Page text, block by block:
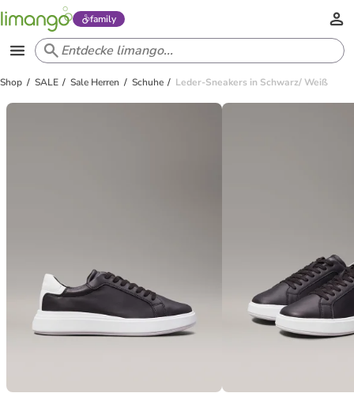
family
Shop SALE Sale Herren Schuhe Leder-Sneakers in Schwarz/ Weiß